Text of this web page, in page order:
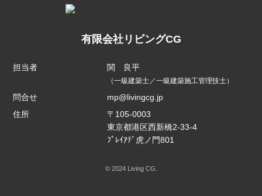
有限会社リビングCG
担当者 関 良平
（一級建築士／一級建築施工管理技士）
問合せ
mp@livingcg.jp
住所
〒105-0003
東京都港区西新橋2-33-4
ﾌﾟﾚｲｱﾃﾞ虎ノ門801
© 2024 Living CG.